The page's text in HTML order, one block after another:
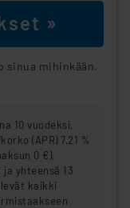
»
sinua mihinkään.
10 vuodeksi,
(APR) 7,21 %
0 €),
yhteensä 13
kaikki